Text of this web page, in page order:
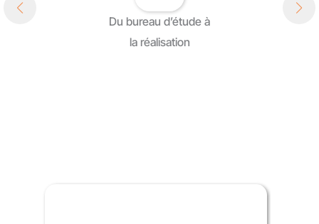
Du bureau d’étude à
la réalisation
DÉCOUVRIR